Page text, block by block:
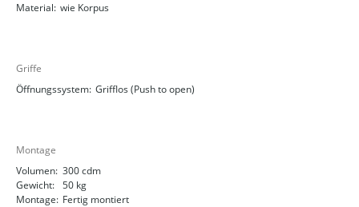
Material: wie Korpus
Griffe
Öffnungssystem: Grifflos (Push to open)
Montage
Volumen: 300 cdm
Gewicht: 50 kg
Montage: Fertig montiert